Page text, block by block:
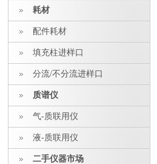
耗材
配件耗材
填充柱进样口
分流/不分流进样口
质谱仪
气-质联用仪
液-质联用仪
二手仪器市场